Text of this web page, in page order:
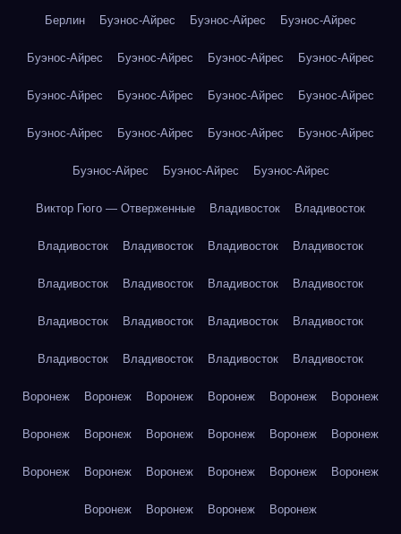
Берлин Буэнос-Айрес Буэнос-Айрес Буэнос-Айрес
Буэнос-Айрес Буэнос-Айрес Буэнос-Айрес Буэнос-Айрес
Буэнос-Айрес Буэнос-Айрес Буэнос-Айрес Буэнос-Айрес
Буэнос-Айрес Буэнос-Айрес Буэнос-Айрес Буэнос-Айрес
Буэнос-Айрес Буэнос-Айрес Буэнос-Айрес
Виктор Гюго — Отверженные Владивосток Владивосток
Владивосток Владивосток Владивосток Владивосток
Владивосток Владивосток Владивосток Владивосток
Владивосток Владивосток Владивосток Владивосток
Владивосток Владивосток Владивосток Владивосток
Воронеж Воронеж Воронеж Воронеж Воронеж Воронеж
Воронеж Воронеж Воронеж Воронеж Воронеж Воронеж
Воронеж Воронеж Воронеж Воронеж Воронеж Воронеж
Воронеж Воронеж Воронеж Воронеж